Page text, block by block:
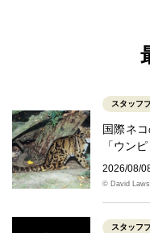
スタッフ
国際ネ
「ウンピ
2026/08/
© David
スタッフ